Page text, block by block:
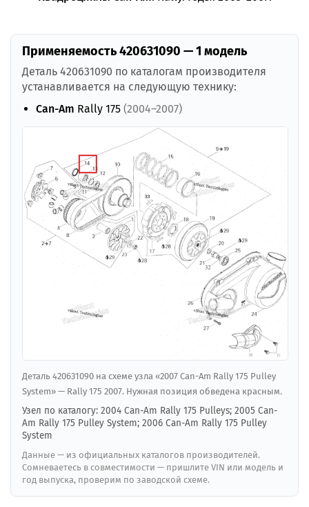
Применяемость 420631090 — 1 модель
Деталь 420631090 по каталогам производителя
устанавливается на следующую технику:
Can-Am Rally 175 (2004–2007)
Деталь 420631090 на схеме узла «2007 Can-Am Rally 175 Pulley
System» — Rally 175 2007. Нужная позиция обведена красным.
Узел по каталогу: 2004 Can-Am Rally 175 Pulleys; 2005 Can-
Am Rally 175 Pulley System; 2006 Can-Am Rally 175 Pulley
System
Данные — из официальных каталогов производителей.
Сомневаетесь в совместимости — пришлите VIN или модель и
год выпуска, проверим по заводской схеме.